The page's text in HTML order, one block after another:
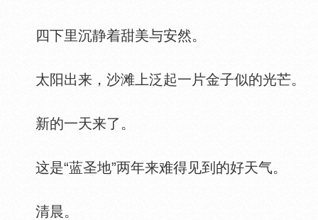
四下里沉静着甜美与安然。
太阳出来，沙滩上泛起一片金子似的光芒。
新的一天来了。
这是“蓝圣地”两年来难得见到的好天气。
清晨。